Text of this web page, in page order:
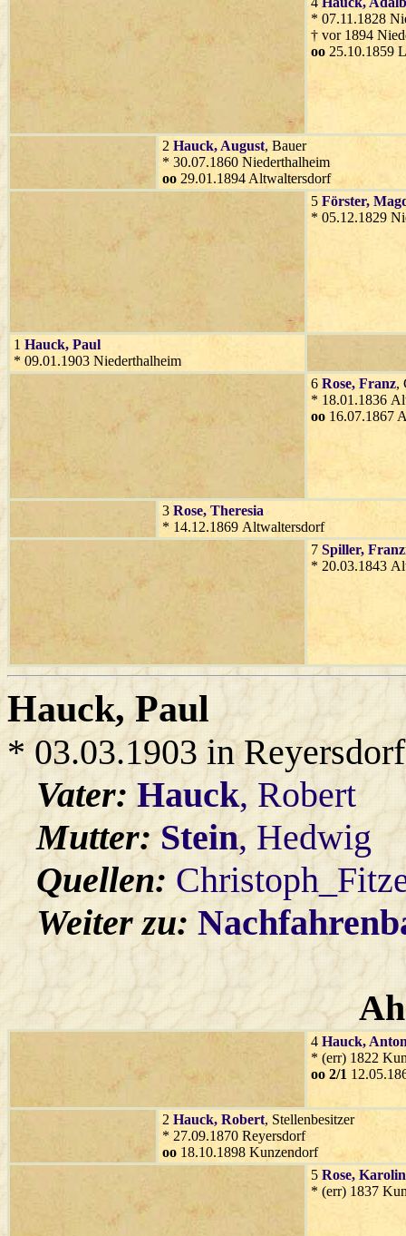
* 07.11.1828
† vor 1894
oo 25.10.1859
2 Hauck, August, Bauer
* 30.07.1860 Niederthalheim
oo 29.01.1894 Altwaltersdorf
5 Förster,
* 05.12.1829
1 Hauck, Paul
* 09.01.1903 Niederthalheim
6 Rose, Franz,
* 18.01.1836
oo 16.07.1867
3 Rose, Theresia
* 14.12.1869 Altwaltersdorf
7 Spiller,
* 20.03.1843
Hauck, Paul
* 03.03.1903 in Reyersdorf
Vater:Hauck, Robert
Mutter:Stein, Hedwig
Quellen:
Weiter zu:
4 Hauck,
* (err) 1822
oo 2/1
2 Hauck, Robert, Stellenbesitzer
* 27.09.1870 Reyersdorf
oo 18.10.1898 Kunzendorf
5 Rose,
* (err) 1837